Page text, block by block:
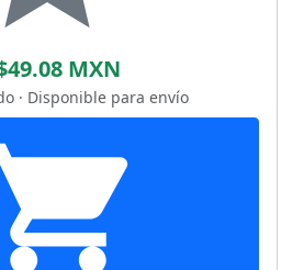
MXN
· Disponible para envío